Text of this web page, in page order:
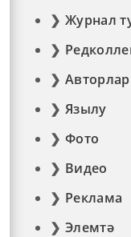
Журнал
Авторлар
Язылу
Фото
Видео
Реклама
Элемтә